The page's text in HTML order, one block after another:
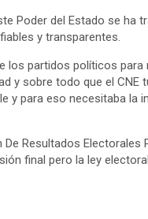
Poder del Estado se ha
y transparentes.
los partidos políticos
y sobre todo que el CNE
y para eso necesitaba la
Resultados Electorales
final pero la ley